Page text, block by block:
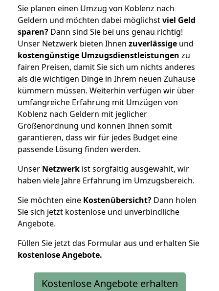
Sie planen einen Umzug von Koblenz nach
Geldern und möchten dabei möglichstviel Geld
sparen? Dann sind Sie bei uns genau richtig!
Unser Netzwerk bieten Ihnen zuverlässige und
kostengünstige Umzugsdienstleistungen zu
fairen Preisen, damit Sie sich um nichts anderes
als die wichtigen Dinge in Ihrem neuen Zuhause
kümmern müssen. Weiterhin verfügen wir über
umfangreiche Erfahrung mit Umzügen von
Koblenz nach Geldern mit jeglicher
Größenordnung und können Ihnen somit
garantieren, dass wir für jedes Budget eine
passende Lösung finden werden.
Unser Netzwerk ist sorgfältig ausgewählt, wir
haben viele Jahre Erfahrung im Umzugsbereich.
Sie möchten eine Kostenübersicht? Dann holen
Sie sich jetzt kostenlose und unverbindliche
Angebote.
Füllen Sie jetzt das Formular aus und erhalten Sie
kostenloseAngebote.
Kostenlose Angebote erhalten